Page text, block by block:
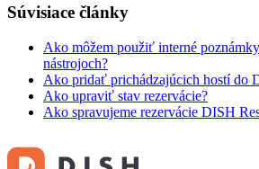
Súvisiace články
Ako môžem použiť interné
nástrojoch?
Ako pridať prichádzajúcich hostí do
Ako upraviť stav rezervácie?
Ako spravujeme rezervácie DISH